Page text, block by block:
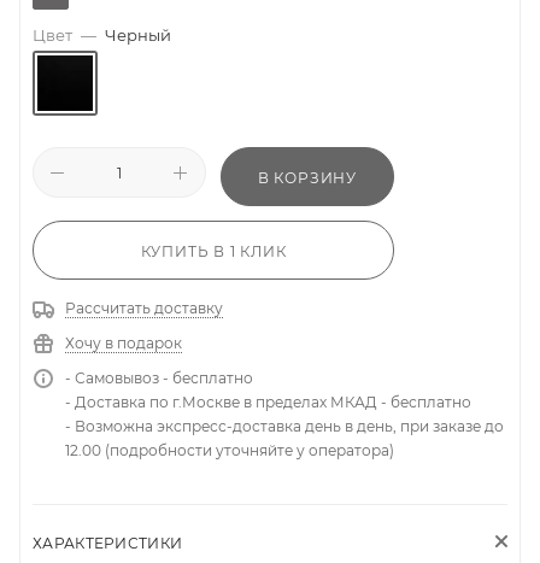
Цвет — Черный
В КОРЗИНУ
КУПИТЬ В 1 КЛИК
Рассчитать доставку
Хочу в подарок
- Самовывоз - бесплатно
- Доставка по г.Москве в пределах МКАД - бесплатно
- Возможна экспресс-доставка день в день, при заказе до
12.00 (подробности уточняйте у оператора)
ХАРАКТЕРИСТИКИ